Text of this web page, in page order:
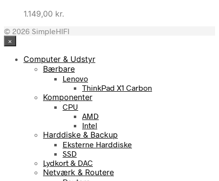
1.149,00 kr.
© 2026 SimpleHIFI
×
Computer & Udstyr
Bærbare
Lenovo
ThinkPad X1 Carbon
Komponenter
CPU
AMD
Intel
Harddiske & Backup
Eksterne Harddiske
SSD
Lydkort & DAC
Netværk & Routere